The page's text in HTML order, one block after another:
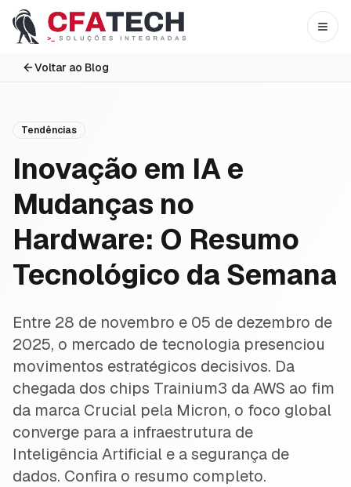
Pular para o conteúdo principal
Abrir
Voltar ao Blog
Tendências
Inovação em IA e
Mudanças no
Hardware: O Resumo
Tecnológico da Semana
Entre 28 de novembro e 05 de dezembro de
2025, o mercado de tecnologia presenciou
movimentos estratégicos decisivos. Da
chegada dos chips Trainium3 da AWS ao fim
da marca Crucial pela Micron, o foco global
converge para a infraestrutura de
Inteligência Artificial e a segurança de
dados. Confira o resumo completo.